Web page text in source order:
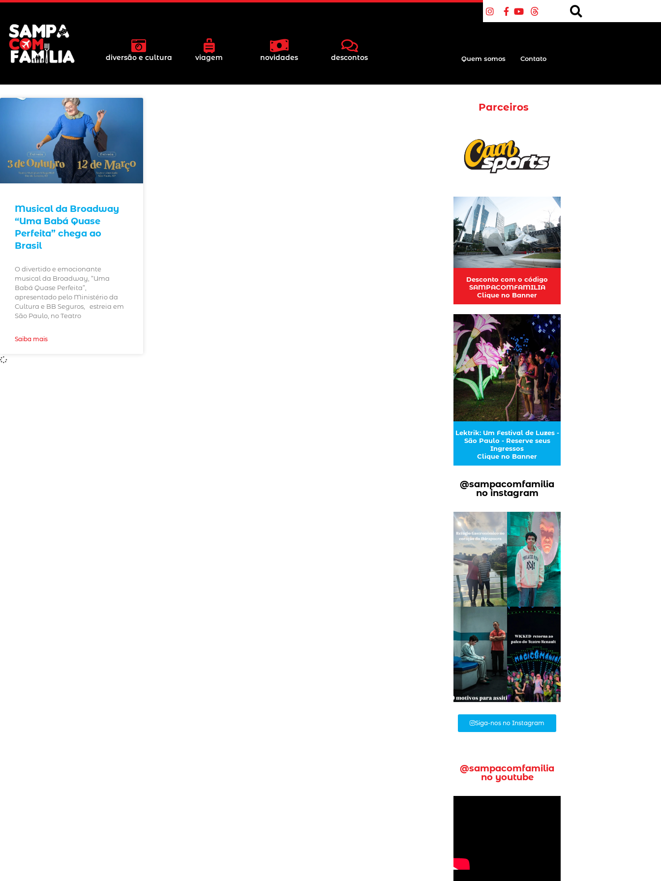
diversão e cultura viagem novidades descontos Quem somos Contato
Musical da Broadway
“Uma Babá Quase
Perfeita” chega ao
Brasil
O divertido e emocionante
musical da Broadway, “Uma
Babá Quase Perfeita”,
apresentado pelo Ministério da
Cultura e BB Seguros, estreia em
São Paulo, no Teatro
Saiba mais
Parceiros
Desconto com o código
SAMPACOMFAMILIA
Clique no Banner
Lektrik: Um Festival de Luzes -
São Paulo - Reserve seus
Ingressos
Clique no Banner
@sampacomfamilia
no instagram
Siga-nos no Instagram
@sampacomfamilia
no youtube